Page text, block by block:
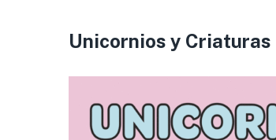
Unicornios y Criaturas